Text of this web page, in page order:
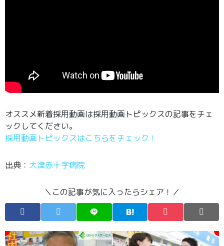
オススメ新着採用動画は採用動画トピックスの記事をチェ
ックしてください。
採用動画トピックスはこちらをチェック！
出典： 大津赤十字病院
＼この記事が気に入ったらシェア！／